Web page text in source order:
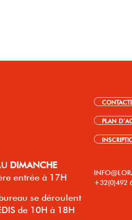
DIMANCHE
entrée à 17H
se déroulent
de 10H à 18H
PLAN
+32(0)492